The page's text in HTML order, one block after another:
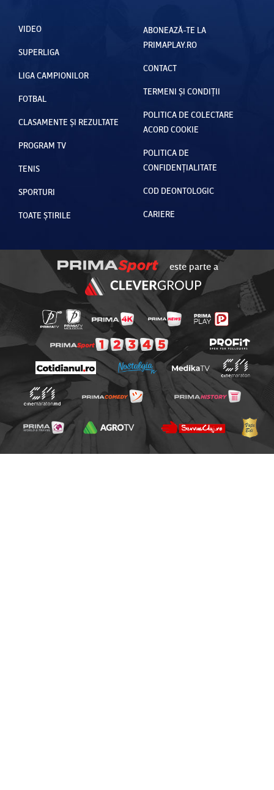
VIDEO
SUPERLIGA
LIGA CAMPIONILOR
FOTBAL
CLASAMENTE ȘI REZULTATE
PROGRAM TV
TENIS
SPORTURI
TOATE ȘTIRILE
ABONEAZĂ-TE LA
PRIMAPLAY.RO
CONTACT
TERMENI ȘI CONDIȚII
POLITICA DE COLECTARE
ACORD COOKIE
POLITICA DE
CONFIDENȚIALITATE
COD DEONTOLOGIC
CARIERE
este parte a